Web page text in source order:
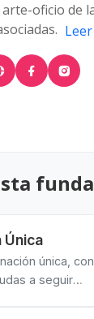
oficio de
Única
única,
a seguir